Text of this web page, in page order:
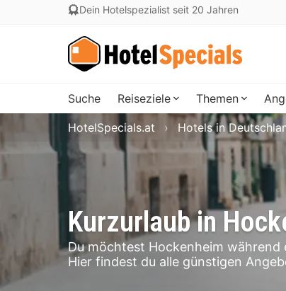
Dein Hotelspezialist seit 20 Jahren
Suche Reiseziele Themen
Kurzurlaub in
Du möchtest Hockenheim während
Hier findest du alle günstigen
HotelSpecials.at Hotels in